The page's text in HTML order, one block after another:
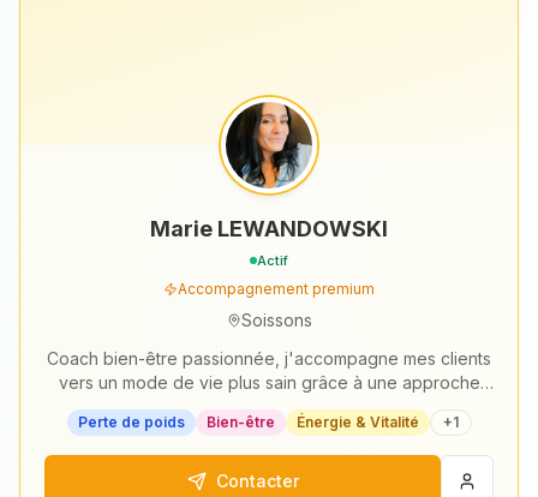
Marie LEWANDOWSKI
Actif
Accompagnement premium
Soissons
Coach bien-être passionnée, j'accompagne mes clients
vers un mode de vie plus sain grâce à une approche
personnalisée avec les produits Herbalife…
Perte de poids Bien-être Énergie & Vitalité +1
Contacter